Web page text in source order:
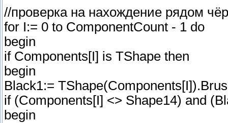
//проверка на нахождение рядом
for I:= 0 to ComponentCount - 1 do
begin
if Components[I] is TShape then
begin
Black1:=
if (Components[I] <> Shape14) and
begin